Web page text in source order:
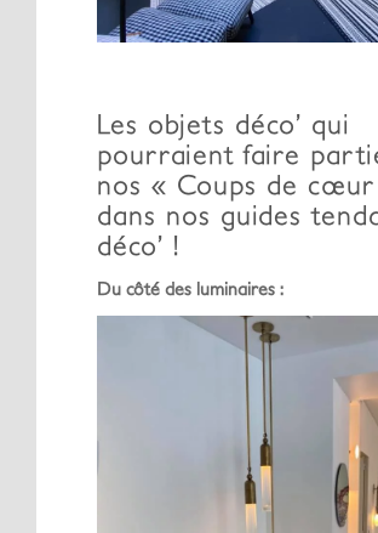
Les objets déco’ qui
pourraient faire
nos « Coups de
dans nos guides
déco’ !
Du côté des luminaires :